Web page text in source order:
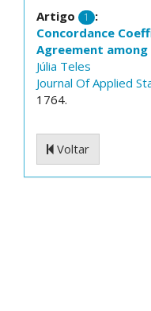
Artigo 1
:
Concordance
Agreement among
Júlia Teles
Journal Of Applied
1764.
Voltar